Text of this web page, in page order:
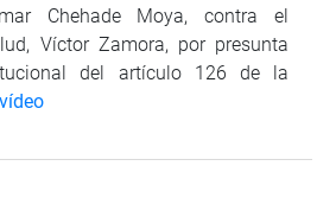
Chehade Moya, contra el
Víctor Zamora, por presunta
del artículo 126 de la